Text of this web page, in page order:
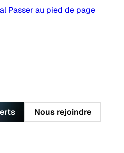
Passer au pied de page
Nous rejoindre